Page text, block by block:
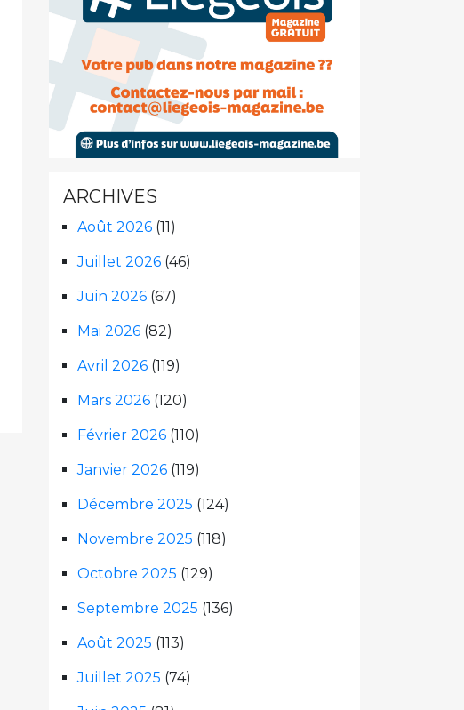
ARCHIVES
Août 2026 (11)
Juillet 2026 (46)
Juin 2026 (67)
Mai 2026 (82)
Avril 2026 (119)
Mars 2026 (120)
Février 2026 (110)
Janvier 2026 (119)
Décembre 2025 (124)
Novembre 2025 (118)
Octobre 2025 (129)
Septembre 2025 (136)
Août 2025 (113)
Juillet 2025 (74)